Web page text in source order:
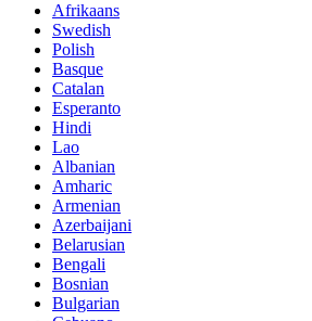
Afrikaans
Swedish
Polish
Basque
Catalan
Esperanto
Hindi
Lao
Albanian
Amharic
Armenian
Azerbaijani
Belarusian
Bengali
Bosnian
Bulgarian